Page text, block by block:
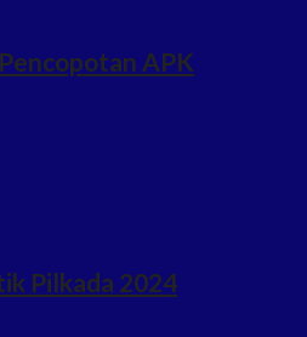
APK
Pilkada 2024